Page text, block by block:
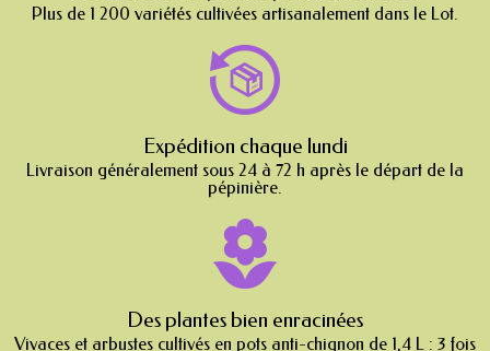
Plus de 1 200 variétés cultivées artisanalement dans le Lot.
Expédition chaque lundi
Livraison généralement sous 24 à 72 h après le départ de la
pépinière.
Des plantes bien enracinées
Vivaces et arbustes cultivés en pots anti-chignon de 1,4 L : 3 fois